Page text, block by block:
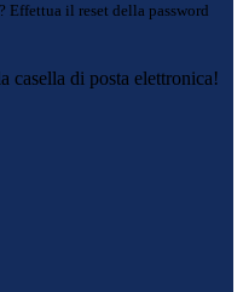
Effettua il reset della password
casella di posta elettronica!